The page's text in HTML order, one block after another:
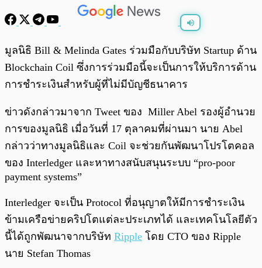
มูลนิธิ Bill & Melinda Gates ร่วมมือกับบริษัท Startup ด้าน
Blockchain Coil ซึ่งการร่วมมือนี้จะเป็นการให้บริการด้าน
การชำระเงินสำหรับผู้ที่ไม่มีบัญชีธนาคาร
ข่าวดังกล่าวมาจาก Tweet ของ Miller Abel รองผู้อำนวย
การของมูลนิธิ เมื่อวันที่ 17 ตุลาคมที่ผ่านมา นาย Abel
กล่าวว่าทางมูลนิธิและ Coil จะช่วยกันพัฒนาโปรโตคอล
ของ Interledger และหาทางสนับสนุนระบบ “pro-poor
payment systems”
Interledger จะเป็น Protocol ที่อนุญาตให้มีการชำระเงิน
ข้ามเครือข่ายคริปโตแต่ละประเภทได้ และเทคโนโลยีตัว
นี้ได้ถูกพัฒนาจากบริษัท Ripple โดย CTO ของ Ripple
นาย Stefan Thomas